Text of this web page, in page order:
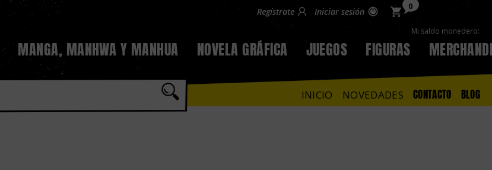
Regístrate Iniciar sesión 0
Mi saldo monedero:
INICIO NOVEDADES CONTACTO BLOG
MANGA, MANHWA Y MANHUA NOVELA GRÁFICA JUEGOS FIGURAS